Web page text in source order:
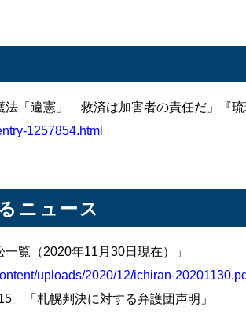
「違憲」 救済は加害者の責任だ」『琉
1257854.html
ニュース
覧（2020年11月30日現在）」
uploads/2020/12/ichiran-
「札幌判決に対する弁護団声明」